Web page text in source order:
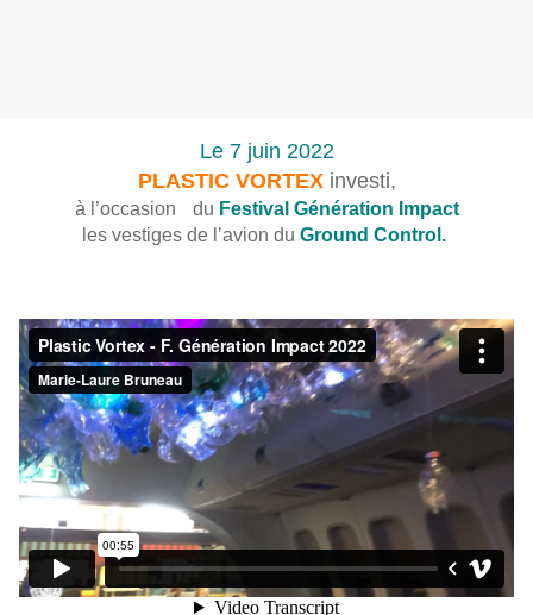
Le 7 juin 2022
PLASTIC VORTEX investi,
à l’occasion du Festival Génération Impact
les vestiges de l’avion du Ground Control.